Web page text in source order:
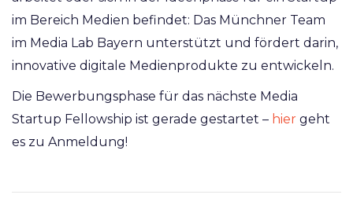
im Bereich Medien befindet: Das Münchner Team
im Media Lab Bayern unterstützt und fördert darin,
innovative digitale Medienprodukte zu entwickeln.
Die Bewerbungsphase für das nächste Media
Startup Fellowship ist gerade gestartet – hier geht
es zu Anmeldung!